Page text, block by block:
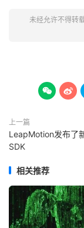
未经允许不得转载
 
上一篇
LeapMotion发布了
SDK
相关推荐